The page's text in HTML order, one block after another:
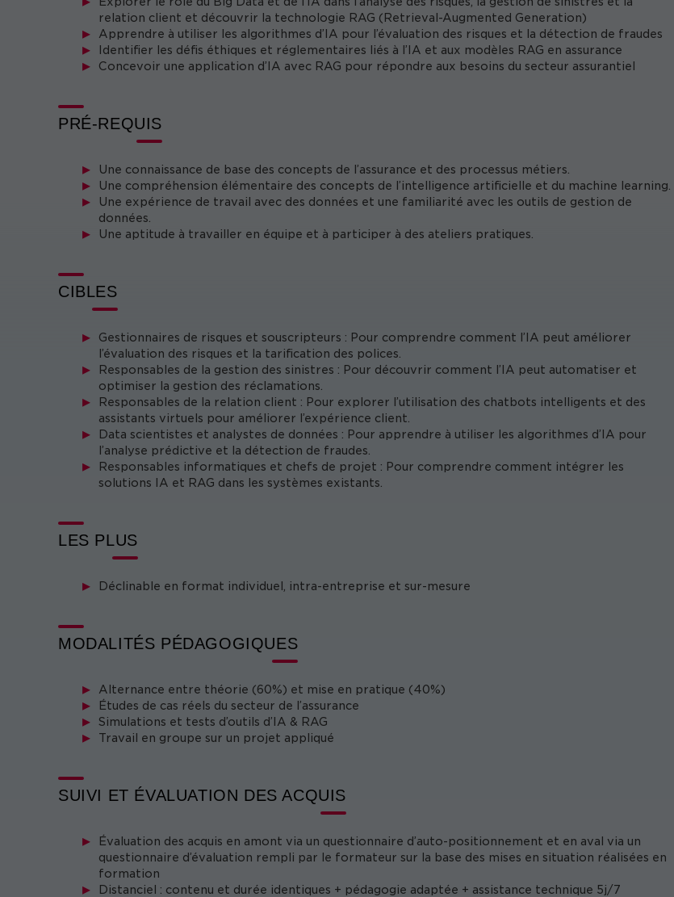
relation client et découvrir la technologie RAG (Retrieval-Augmented Generation)
Apprendre à utiliser les algorithmes d’IA pour l’évaluation des risques et la détection de fraudes
Identifier les défis éthiques et réglementaires liés à l’IA et aux modèles RAG en assurance
Concevoir une application d’IA avec RAG pour répondre aux besoins du secteur assurantiel
PRÉ-REQUIS
Une connaissance de base des concepts de l’assurance et des processus métiers.
Une compréhension élémentaire des concepts de l’intelligence artificielle et du machine learning.
Une expérience de travail avec des données et une familiarité avec les outils de gestion de
données.
Une aptitude à travailler en équipe et à participer à des ateliers pratiques.
CIBLES
Gestionnaires de risques et souscripteurs : Pour comprendre comment l’IA peut améliorer
l’évaluation des risques et la tarification des polices.
Responsables de la gestion des sinistres : Pour découvrir comment l’IA peut automatiser et
optimiser la gestion des réclamations.
Responsables de la relation client : Pour explorer l’utilisation des chatbots intelligents et des
assistants virtuels pour améliorer l’expérience client.
Data scientistes et analystes de données : Pour apprendre à utiliser les algorithmes d’IA pour
l’analyse prédictive et la détection de fraudes.
Responsables informatiques et chefs de projet : Pour comprendre comment intégrer les
solutions IA et RAG dans les systèmes existants.
LES PLUS
Déclinable en format individuel, intra-entreprise et sur-mesure
MODALITÉS PÉDAGOGIQUES
Alternance entre théorie (60%) et mise en pratique (40%)
Études de cas réels du secteur de l’assurance
Simulations et tests d’outils d’IA & RAG
Travail en groupe sur un projet appliqué
SUIVI ET ÉVALUATION DES ACQUIS
Évaluation des acquis en amont via un questionnaire d’auto-positionnement et en aval via un
questionnaire d’évaluation rempli par le formateur sur la base des mises en situation réalisées en
formation
Distanciel : contenu et durée identiques + pédagogie adaptée + assistance technique 5j/7